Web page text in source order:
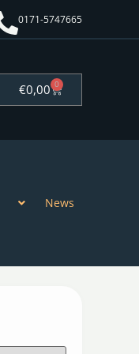
0171-5747665
€0,00 0
News